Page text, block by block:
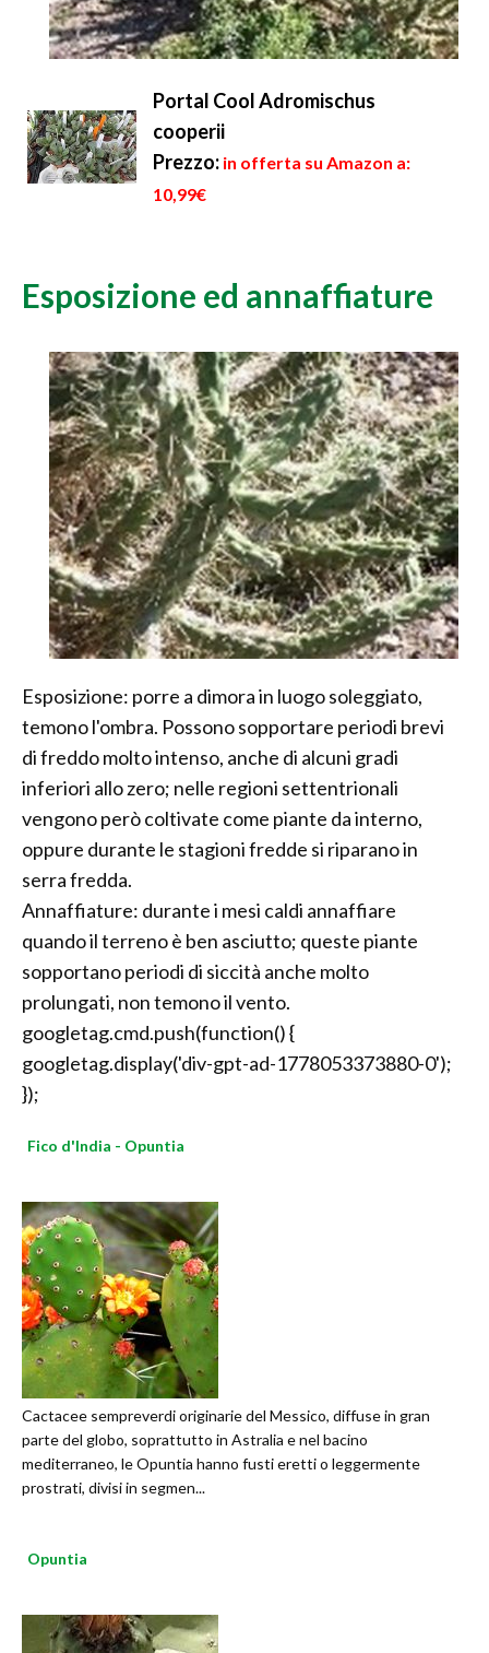
Portal Cool Adromischus
cooperii
Prezzo: in offerta su Amazon a:
10,99€
Esposizione ed annaffiature
Esposizione: porre a dimora in luogo soleggiato,
temono l'ombra. Possono sopportare periodi brevi
di freddo molto intenso, anche di alcuni gradi
inferiori allo zero; nelle regioni settentrionali
vengono però coltivate come piante da interno,
oppure durante le stagioni fredde si riparano in
serra fredda.
Annaffiature: durante i mesi caldi annaffiare
quando il terreno è ben asciutto; queste piante
sopportano periodi di siccità anche molto
prolungati, non temono il vento.
googletag.cmd.push(function() {
googletag.display('div-gpt-ad-1778053373880-0');
});
Fico d'India - Opuntia
Cactacee sempreverdi originarie del Messico, diffuse in gran
parte del globo, soprattutto in Astralia e nel bacino
mediterraneo, le Opuntia hanno fusti eretti o leggermente
prostrati, divisi in segmen...
Opuntia